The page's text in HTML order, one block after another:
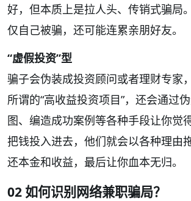
好，但本质上是拉人头、传销式骗局
仅自己被骗，还可能连累亲朋好友。
“虚假投资”型
骗子会伪装成投资顾问或者理财专家
所谓的“高收益投资项目”，还会通过
图、编造成功案例等各种手段让你觉
把钱投入进去，他们就会以各种理由
还本金和收益，最后让你血本无归。
02 如何识别网络兼职骗局？